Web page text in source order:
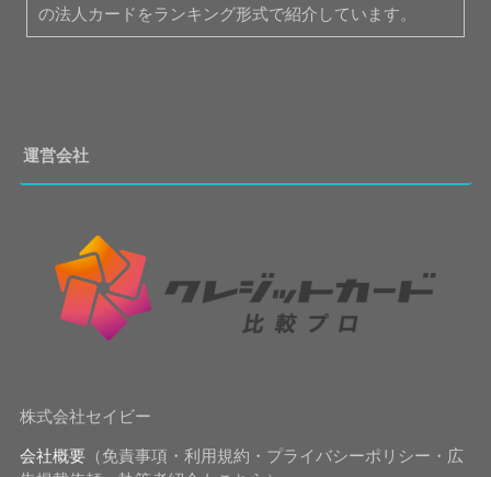
の法人カードをランキング形式で紹介しています。
運営会社
株式会社セイビー
会社概要（免責事項・利用規約・プライバシーポリシー・広